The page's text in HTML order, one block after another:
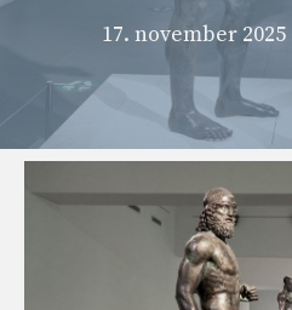
17. november 2025